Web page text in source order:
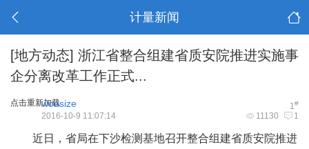
计量新闻
[地方动态] 浙江省整合组建省质安院推进实施事
企分离改革工作正式...
点击重新加载 1#
woosize
11130 1
2016-10-9 11:07:14
近日，省局在下沙检测基地召开整合组建省质安院推进